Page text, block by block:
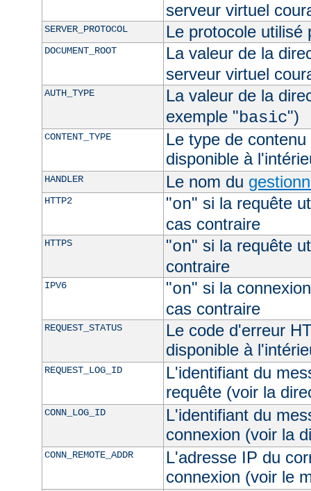
serveur virtuel
SERVER_PROTOCOL Le protocole utilisé
DOCUMENT_ROOT
La valeur de la
serveur virtuel
AUTH_TYPE
La valeur de la
exemple "basic")
CONTENT_TYPE
Le type de
disponible à
HANDLER Le nom du
HTTP2 "on" si la requête
cas contraire
HTTPS "on" si la requête
contraire
IPV6 "on" si la
cas contraire
REQUEST_STATUS
Le code d'erreur
disponible à
REQUEST_LOG_ID
L'identifiant du
requête (voir la
CONN_LOG_ID
L'identifiant du
connexion (voir la
CONN_REMOTE_ADDR
L'adresse IP du
connexion (voir le